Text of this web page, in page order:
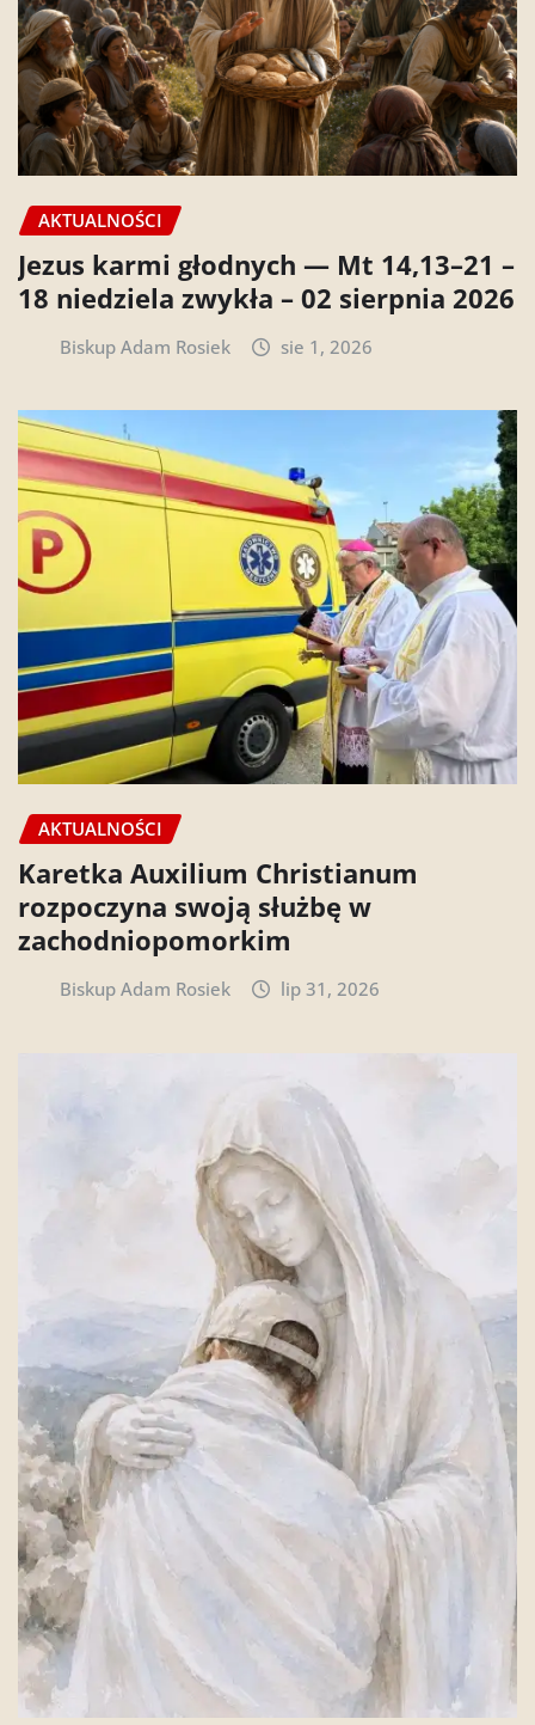
AKTUALNOŚCI
Jezus karmi głodnych — Mt 14,13–21 –
18 niedziela zwykła – 02 sierpnia 2026
Biskup Adam Rosiek sie 1, 2026
AKTUALNOŚCI
Karetka Auxilium Christianum
rozpoczyna swoją służbę w
zachodniopomorkim
Biskup Adam Rosiek lip 31, 2026